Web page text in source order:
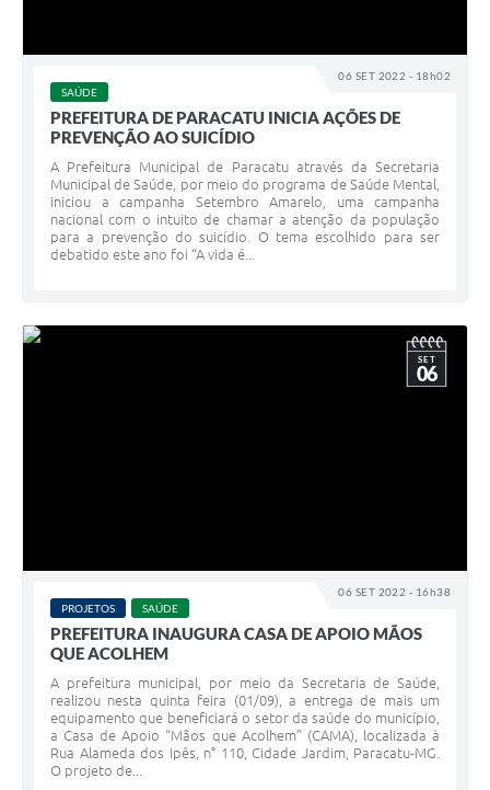
06 SET 2022 - 18h02
SAÚDE
PREFEITURA DE PARACATU INICIA AÇÕES DE
PREVENÇÃO AO SUICÍDIO
A Prefeitura Municipal de Paracatu através da Secretaria
Municipal de Saúde, por meio do programa de Saúde Mental,
iniciou a campanha Setembro Amarelo, uma campanha
nacional com o intuito de chamar a atenção da população
para a prevenção do suicídio. O tema escolhido para ser
debatido este ano foi “A vida é...
06 SET 2022 - 16h38
SET
06
PROJETOS SAÚDE
PREFEITURA INAUGURA CASA DE APOIO MÃOS
QUE ACOLHEM
A prefeitura municipal, por meio da Secretaria de Saúde,
realizou nesta quinta feira (01/09), a entrega de mais um
equipamento que beneficiará o setor da saúde do município,
a Casa de Apoio “Mãos que Acolhem” (CAMA), localizada à
Rua Alameda dos Ipês, n° 110, Cidade Jardim, Paracatu-MG.
O projeto de...